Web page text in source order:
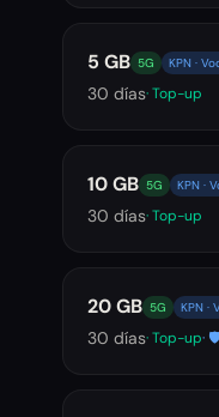
5 GB 5G KPN ·
30 días· Top-up
10 GB 5G KPN ·
30 días· Top-up
20 GB 5G KPN ·
30 días· Top-up·